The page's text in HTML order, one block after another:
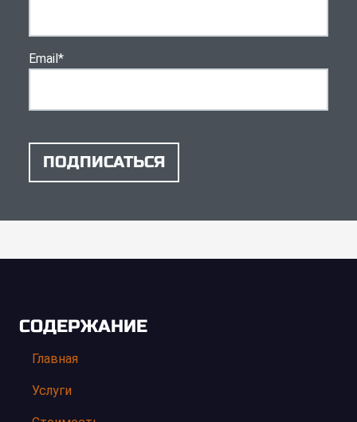
Email *
ПОДПИСАТЬСЯ
СОДЕРЖАНИЕ
Главная
Услуги